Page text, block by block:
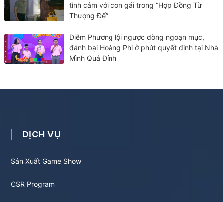
tình cảm với con gái trong “Hợp Đồng Từ
Thượng Đế”
Diễm Phương lội ngược dòng ngoạn mục,
đánh bại Hoàng Phi ở phút quyết định tại Nhà
Mình Quá Đỉnh
DỊCH VỤ
Sản Xuất Game Show
CSR Program